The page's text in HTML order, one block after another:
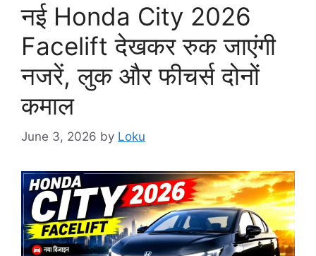
नई Honda City 2026
Facelift देखकर रुक जाएंगी
नजरें, लुक और फीचर्स दोनों
कमाल
June 3, 2026 by Loku